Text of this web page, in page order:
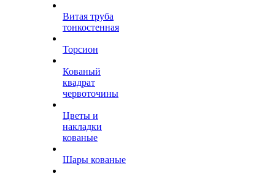
Витая труба
тонкостенная
Торсион
Кованый
квадрат
червоточины
Цветы и
накладки
кованые
Шары кованые